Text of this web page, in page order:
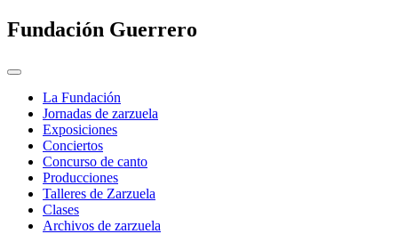
Fundación Guerrero
La Fundación
Jornadas de zarzuela
Exposiciones
Conciertos
Concurso de canto
Producciones
Talleres de Zarzuela
Clases
Archivos de zarzuela